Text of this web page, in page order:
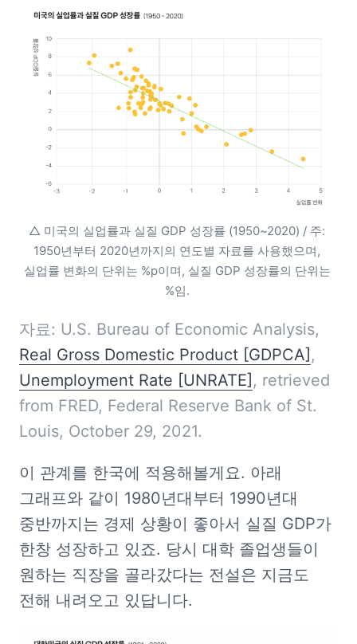
△ 미국의 실업률과 실질 GDP 성장률 (1950~2020) / 주:
1950년부터 2020년까지의 연도별 자료를 사용했으며,
실업률 변화의 단위는 %p이며, 실질 GDP 성장률의 단위는
%임.
Real Gross Domestic Product [GDPCA]
Unemployment Rate [UNRATE] , retrieved
from FRED, Federal Reserve Bank of St.
Louis, October 29, 2021.
이 관계를 한국에 적용해볼게요. 아래
그래프와 같이 1980년대부터 1990년대
중반까지는 경제 상황이 좋아서 실질 GDP가
한창 성장하고 있죠. 당시 대학 졸업생들이
원하는 직장을 골라갔다는 전설은 지금도
전해 내려오고 있답니다.